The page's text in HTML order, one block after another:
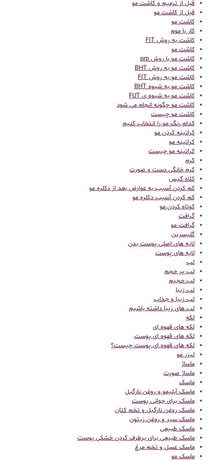
قبل از ترمیم و کاشت مو
قبل از کاشت مو
كاشت مو
کار با موم
کاشت به روش FIT
کاشت مو
کاشت مو با روش prp
کاشت مو به روش BHT
کاشت مو به روش FIT
کاشت مو به شیوه BHT
کاشت مو به شیوه ی FUT
کاشت مو چگونه انجام می شود
کاشت مو چیست
کدام رنگ مو را انتخاب کنیم
کراتینه کردن مو
کراتینه مو
کراتینه مو چیست
کرم
کرم خانگی دست و صورت
کلاه گیس
کم کردن آسیب به عوارض بعد از دکلره مو
کم کردن آسیب دکلره مو
کوتاه کردن مو
گرافت
گرافت مو
گلیسرین
لایه های اصلی پوست بدن
لایه های پوست
لب
لب پر حجم
لب حجیم
لب زیبا
لب زیبا و جذاب
لب های زیبا داشته باشیم
لکه
لکه های قهوه ای
لکه های قهوه ای پوست
لکه های قهوه ای پوست چیست؟
لیزر مو
ماساژ
ماساژ صورت
ماسک
ماسک آبلیمو و روغن نارگیل
ماسک برای جوانی پوست
ماسک روغن نارگیل و تخم کتان
ماسک سیر و روغن زیتون
ماسک طبیعی
ماسک طبیعی برای برطرف کردن خشکی پوست
ماسک عسل و تخم مرغ
ماسک مو